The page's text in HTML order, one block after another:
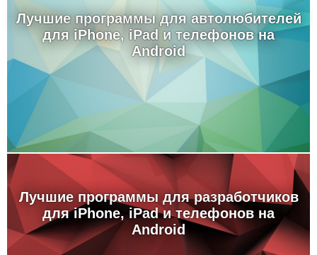
Лучшие программы для автолюбителей
для iPhone, iPad и телефонов на
Android
Лучшие программы для разработчиков
для iPhone, iPad и телефонов на
Android